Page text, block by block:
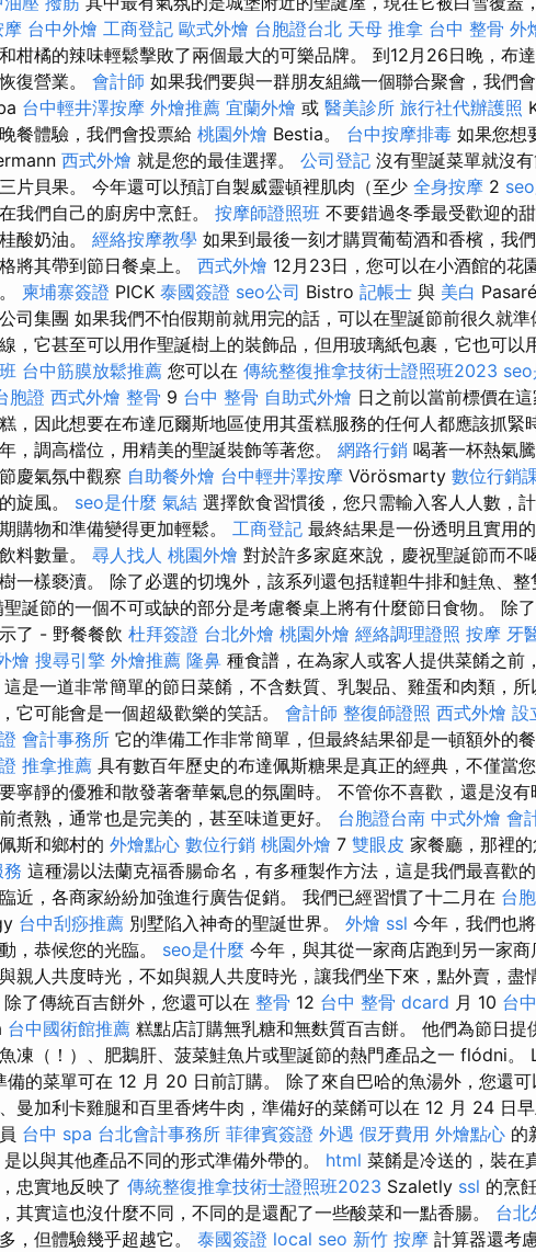
摩 台中外燴 工商登記 歐式外燴 台胞證台北 天母 推拿 台中 整骨 外
柑橘的辣味輕鬆擊敗了兩個最大的可樂品牌。 到12月26日晚，布
復營業。 會計師 如果我們要與一群朋友組織一個聯合聚會，我們
台中輕井澤按摩 外燴推薦 宜蘭外燴 或 醫美診所 旅行社代辦護照
餐體驗，我們會投票給 桃園外燴 Bestia。 台中按摩排毒 如果您想
西式外燴 就是您的最佳選擇。 公司登記 沒有聖誕菜單就沒有
片貝果。 今年還可以預訂自製威靈頓裡肌肉（至少 全身按摩 2
我們自己的廚房中烹飪。 按摩師證照班 不要錯過冬季最受歡迎的
酸奶油。 經絡按摩教學 如果到最後一刻才購買葡萄酒和香檳，我
將其帶到節日餐桌上。 西式外燴 12月23日，您可以在小酒館的花
柬埔寨簽證 PICK 泰國簽證 seo公司 Bistro 記帳士 與 美白
司集團 如果我們不怕假期前就用完的話，可以在聖誕節前很久就準
，它甚至可以用作聖誕樹上的裝飾品，但用玻璃紙包裹，它也可以
台中筋膜放鬆推薦 您可以在 傳統整復推拿技術士證照班2023
胞證 西式外燴 整骨 9 台中 整骨 自助式外燴 日之前以當前標價在
，因此想要在布達厄爾斯地區使用其蛋糕服務的任何人都應該抓緊
，調高檔位，用精美的聖誕裝飾等著您。 網路行銷 喝著一杯熱氣
慶氣氛中觀察 自助餐外燴 台中輕井澤按摩 Vörösmarty 數位行銷
旋風。 seo是什麼 氣結 選擇飲食習慣後，您只需輸入客人人數，
購物和準備變得更加輕鬆。 工商登記 最終結果是一份透明且實用
料數量。 尋人找人 桃園外燴 對於許多家庭來說，慶祝聖誕節而不
一樣褻瀆。 除了必選的切塊外，該系列還包括韃靼牛排和鮭魚、
誕節的一個不可或缺的部分是考慮餐桌上將有什麼節日食物。 除
了 - 野餐餐飲 杜拜簽證 台北外燴 桃園外燴 經絡調理證照 按摩 牙
燴 搜尋引擎 外燴推薦 隆鼻 種食譜，在為家人或客人提供菜餚之前
是一道非常簡單的節日菜餚，不含麩質、乳製品、雞蛋和肉類，
它可能會是一個超級歡樂的笑話。 會計師 整復師證照 西式外燴 設
會計事務所 它的準備工作非常簡單，但最終結果卻是一頓額外的餐
推拿推薦 具有數百年歷史的布達佩斯糖果是真正的經典，不僅當
寧靜的優雅和散發著奢華氣息的氛圍時。 不管你不喜歡，還是沒
煮熟，通常也是完美的，甚至味道更好。 台胞證台南 中式外燴 會
斯和鄉村的 外燴點心 數位行銷 桃園外燴 7 雙眼皮 家餐廳，那裡
這種湯以法蘭克福香腸命名，有多種製作方法，這是我們最喜歡
近，各商家紛紛加強進行廣告促銷。 我們已經習慣了十二月在 台
台中刮痧推薦 別墅陷入神奇的聖誕世界。 外燴 ssl 今年，我們也
，恭候您的光臨。 seo是什麼 今年，與其從一家商店跑到另一家
親人共度時光，不如與親人共度時光，讓我們坐下來，點外賣，盡
除了傳統百吉餅外，您還可以在 整骨 12 台中 整骨 dcard 月 10 台
台中國術館推薦 糕點店訂購無乳糖和無麩質百吉餅。 他們為節日提
凍（！）、肥鵝肝、菠菜鮭魚片或聖誕節的熱門產品之一 flódni。
的菜單可在 12 月 20 日前訂購。 除了來自巴哈的魚湯外，您還
曼加利卡雞腿和百里香烤牛肉，準備好的菜餚可以在 12 月 24 日
台中 spa 台北會計事務所 菲律賓簽證 外遇 假牙費用 外燴點心 的
是以與其他產品不同的形式準備外帶的。 html 菜餚是冷送的，裝在
忠實地反映了 傳統整復推拿技術士證照班2023 Szaletly ssl 的烹
其實這也沒什麼不同，不同的是還配了一些酸菜和一點香腸。 台北
，但體驗幾乎超越它。 泰國簽證 local seo 新竹 按摩 計算器還考